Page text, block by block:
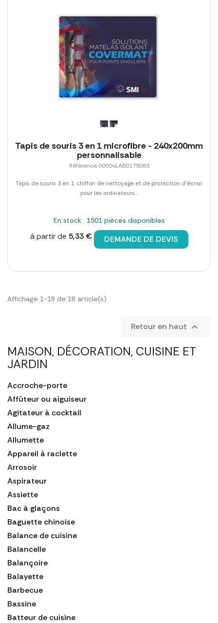
MAISON, DÉCORATION, CUISINE ET
JARDIN
Accroche-porte
Affûteur ou aiguiseur
Agitateur à cocktail
Allume-gaz
Allumette
Appareil à raclette
Arrosoir
Aspirateur
Assiette
Bac à glaçons
Baguette chinoise
Balance de cuisine
Balancelle
Balançoire
Balayette
Barbecue
Bassine
Batteur de cuisine
Tapis de souris 3 en 1 microfibre - 240x200mm
personnalisable
Référence 00004LAB0175083
Tapis de souris 3 en 1, chiffon de nettoyage et de protection d'écran
pour les ordinateurs...
En stock : 1501 pièces disponibles
à partir de 5,33 € DEMANDE DE DEVIS
Affichage 1-18 de 18 article(s)
Retour en haut 